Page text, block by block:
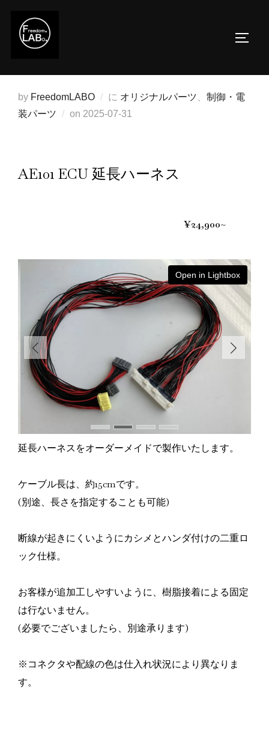
ツ
by FreedomLABO に オリジナルパーツ
制御・電
装パーツ
on 投
2025-07-31
AE101 ECU 延長ハーネス
¥24,900~
Open in Lightbox
延長ハーネスをオーダーメイドで製作いたします。
ケーブル長は、約15cmです。
(別途、長さを指定することも可能)
断線が起きにくいようにカシメとハンダ付けの二重ロ
ック仕様。
お客様が追加工しやすいように、樹脂接着による固定
は行ないません。
(必要でございましたら、別途承ります)
※コネクタや配線の色は仕入れ状況により異なりま
す。